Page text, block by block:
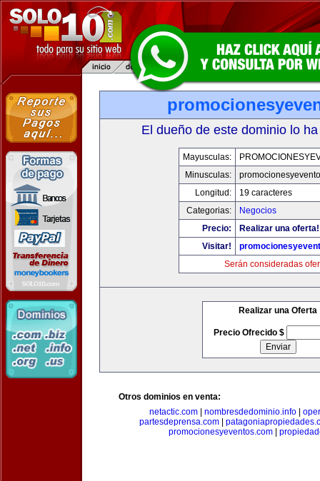
El dueño de este dominio lo
Mayusculas:
Minusculas:
Longitud:
19 caracteres
Categorias:
Negocios
Precio:
Realizar una oferta!
Visitar!
Serán consideradas
Realizar una Oferta
Precio Ofrecido $
Otros dominios en venta:
netactic.com| nombresdedominio.info|
partesdeprensa.com|
promocionesyeventos.com|